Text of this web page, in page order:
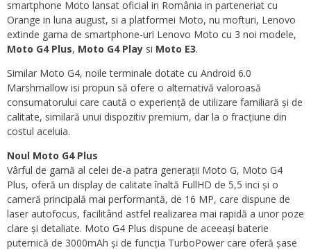
smartphone Moto lansat oficial in România in parteneriat cu
Orange in luna august, si a platformei Moto, nu mofturi, Lenovo
extinde gama de smartphone-uri Lenovo Moto cu 3 noi modele,
Moto G4 Plus, Moto G4 Play si Moto E3.
Similar Moto G4, noile terminale dotate cu Android 6.0
Marshmallow isi propun să ofere o alternativă valoroasă
consumatorului care caută o experiență de utilizare familiară și de
calitate, similară unui dispozitiv premium, dar la o fracțiune din
costul aceluia.
Noul Moto G4 Plus
Vârful de gamă al celei de-a patra generații Moto G, Moto G4
Plus, oferă un display de calitate înaltă FullHD de 5,5 inci și o
cameră principală mai performantă, de 16 MP, care dispune de
laser autofocus, facilitând astfel realizarea mai rapidă a unor poze
clare și detaliate. Moto G4 Plus dispune de aceeași baterie
puternică de 3000mAh și de funcția TurboPower care oferă șase